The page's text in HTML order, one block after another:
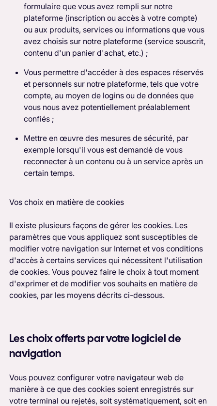
formulaire que vous avez rempli sur notre
plateforme (inscription ou accès à votre compte)
ou aux produits, services ou informations que vous
avez choisis sur notre plateforme (service souscrit,
contenu d'un panier d'achat, etc.) ;
Vous permettre d'accéder à des espaces réservés
et personnels sur notre plateforme, tels que votre
compte, au moyen de logins ou de données que
vous nous avez potentiellement préalablement
confiés ;
Mettre en œuvre des mesures de sécurité, par
exemple lorsqu'il vous est demandé de vous
reconnecter à un contenu ou à un service après un
certain temps.
Vos choix en matière de cookies
Il existe plusieurs façons de gérer les cookies. Les
paramètres que vous appliquez sont susceptibles de
modifier votre navigation sur Internet et vos conditions
d'accès à certains services qui nécessitent l'utilisation
de cookies. Vous pouvez faire le choix à tout moment
d'exprimer et de modifier vos souhaits en matière de
cookies, par les moyens décrits ci-dessous.
Les choix offerts par votre logiciel de
navigation
Vous pouvez configurer votre navigateur web de
manière à ce que des cookies soient enregistrés sur
votre terminal ou rejetés, soit systématiquement, soit en